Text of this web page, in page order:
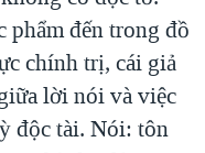
đến trong đồ
chính trị, cái giả
lời nói và việc
độc tài. Nói: tôn